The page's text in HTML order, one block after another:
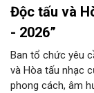
Độc tấu và
- 2026”
Ban tổ chức yêu
và Hòa tấu nhạc
phong cách, âm